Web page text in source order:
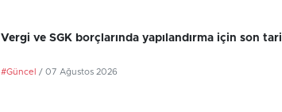
Vergi ve SGK borçlarında yapılandırma için son
#Güncel / 07 Ağustos 2026